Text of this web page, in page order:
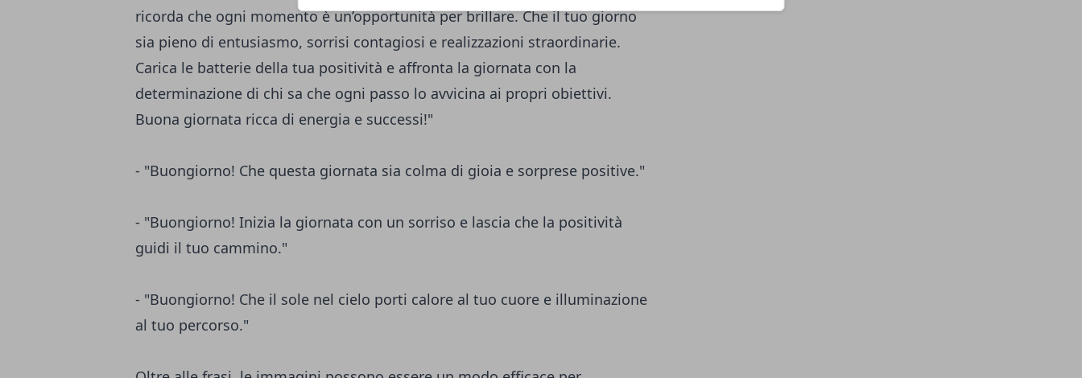
ricorda che ogni momento è un’opportunità per brillare. Che il tuo giorno
sia pieno di entusiasmo, sorrisi contagiosi e realizzazioni straordinarie.
Carica le batterie della tua positività e affronta la giornata con la
determinazione di chi sa che ogni passo lo avvicina ai propri obiettivi.
Buona giornata ricca di energia e successi!"
- "Buongiorno! Che questa giornata sia colma di gioia e sorprese positive."
- "Buongiorno! Inizia la giornata con un sorriso e lascia che la positività
guidi il tuo cammino."
- "Buongiorno! Che il sole nel cielo porti calore al tuo cuore e illuminazione
al tuo percorso."